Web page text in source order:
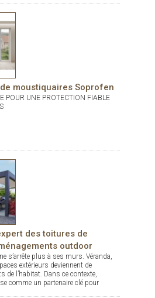
moustiquaires Soprofen
POUR UNE PROTECTION FIABLE
des toitures de
outdoor
s’arrête plus à ses murs. Véranda,
extérieurs deviennent de
de l’habitat. Dans ce contexte,
comme un partenaire clé pour